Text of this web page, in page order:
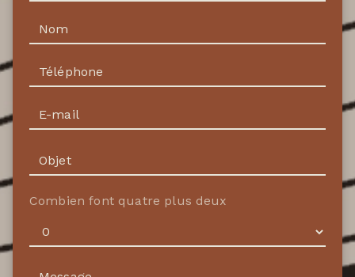
Combien font quatre plus deux